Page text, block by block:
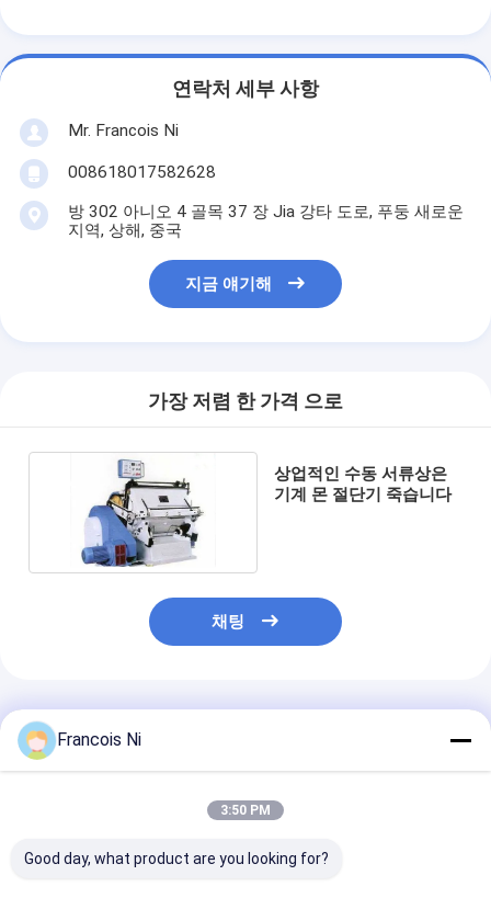
소식
케이스
레이저 커팅 머신
자동 벤더 기계
산업 라 미네이 팅 기계
기계를 만드는 책
자동 포장 기계
포스트 압박 장비
레이저 마킹 머신
연락처 세부 사항
Mr. Francois Ni
008618017582628
방 302 아니오 4 골목 37 장 Jia 강타 도로, 푸둥 새로운
지역, 상해, 중국
지금 얘기해
가장 저렴 한 가격 으로
상업적인 수동 서류상은
기계 몬 절단기 죽습니다
채팅
추천된 제품
Francois Ni
3:50 PM
Good day, what product are you looking for?